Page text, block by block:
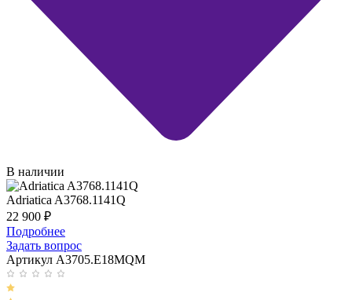
В наличии
Adriatica A3768.1141Q
22 900 ₽
Подробнее
Задать вопрос
Артикул A3705.E18MQM